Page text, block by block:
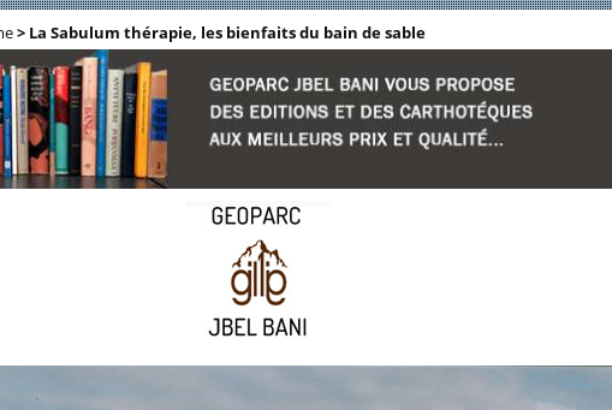
> La Sabulum thérapie, les bienfaits du bain de sable